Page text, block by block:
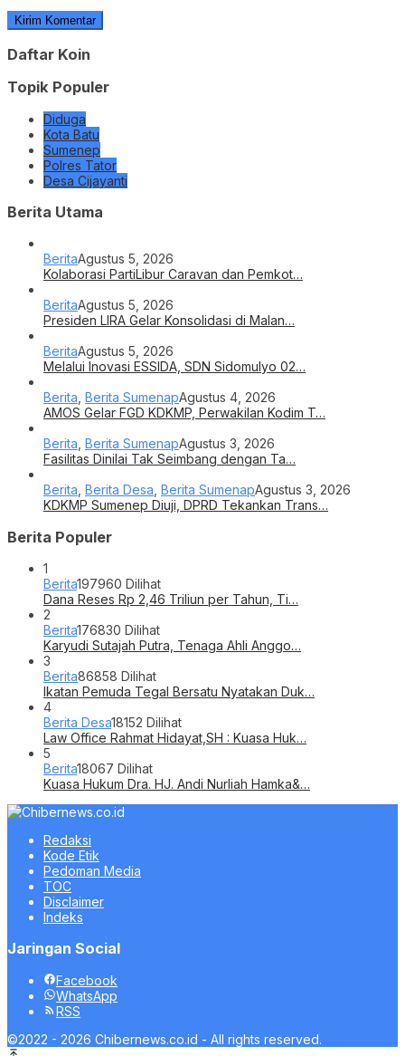
Daftar Koin
Topik Populer
Diduga
Kota Batu
Sumenep
Polres Tator
Desa Cijayanti
Berita Utama
BeritaAgustus 5, 2026
Kolaborasi PartiLibur Caravan dan Pemkot…
BeritaAgustus 5, 2026
Presiden LIRA Gelar Konsolidasi di Malan…
BeritaAgustus 5, 2026
Melalui Inovasi ESSIDA, SDN Sidomulyo 02…
Berita Berita SumenapAgustus 4, 2026
AMOS Gelar FGD KDKMP, Perwakilan Kodim T…
Berita Berita SumenapAgustus 3, 2026
Fasilitas Dinilai Tak Seimbang dengan Ta…
Berita Berita Desa Berita SumenapAgustus 3, 2026
KDKMP Sumenep Diuji, DPRD Tekankan Trans…
Berita Populer
1
Berita197960 Dilihat
Dana Reses Rp 2,46 Triliun per Tahun, Ti…
2
Berita176830 Dilihat
Karyudi Sutajah Putra, Tenaga Ahli Anggo…
3
Berita86858 Dilihat
Ikatan Pemuda Tegal Bersatu Nyatakan Duk…
4
Berita Desa18152 Dilihat
Law Office Rahmat Hidayat,SH : Kuasa Huk…
5
Berita18067 Dilihat
Kuasa Hukum Dra. HJ. Andi Nurliah Hamka&…
Redaksi
Kode Etik
Pedoman Media
TOC
Disclaimer
Indeks
Jaringan Social
Facebook
WhatsApp
RSS
©2022 - 2026 Chibernews.co.id - All rights reserved.